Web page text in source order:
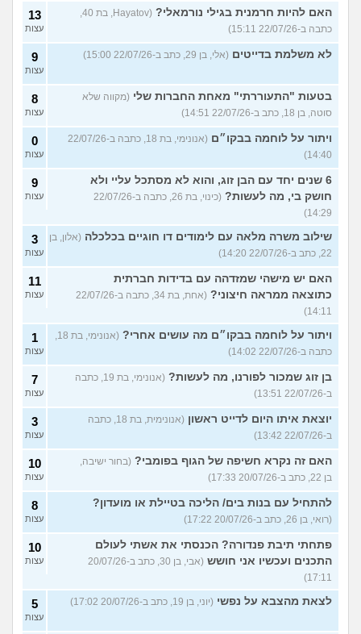
האם להיות חרמנית בגילי נורמאלי?
(Hayatov, בת 40,
כתבה ב-22/07/26 15:11)
13
עצות
לא משלמת בדייטים (אלי, בן 29, כתב ב-22/07/26 15:00) 9
עצות
בטעות "התעוררתי" מאחת החברות שלי (מקווה שלא
סוטה, בן 18, כתב ב-22/07/26 14:51)
8
עצות
ויתור על לוחמה בבקו״ם
(אנונימי, בת 18, כתבה ב-22/07/26
14:40)
0
עצות
6 שנים יחד עם הבן זוג, והוא לא מסתכל עליי ולא
חושק בי, מה לעשות?
(כינוי, בת 26, כתבה ב-22/07/26
14:29)
9
עצות
שילוב משרה מלאה עם לימודים דו חוגיים בכלכלה (אלון, בן
22, כתב ב-22/07/26 14:20)
3
עצות
האם יש מישהי שמזדהה עם בדידות חברתית
כתוצאה ממראה חיצוני?
(אחת, בת 34, כתבה ב-22/07/26
14:11)
11
עצות
ויתור על לוחמה בבקו״ם מה עושים אחרי?
(אנונימי, בת 18,
כתבה ב-22/07/26 14:02)
1
עצות
בן זוג שמכור לפורנו, מה לעשות?
(אנונימי, בת 19, כתבה
ב-22/07/26 13:51)
7
עצות
יוצאת איתו היום לדייט ראשון
(אנונימית, בת 18, כתבה
ב-22/07/26 13:42)
3
עצות
האם זה נקרא חשיפה של הגוף בפומבי? (בחור ישיבה,
בן 22, כתב ב-20/07/26 17:33)
10
עצות
להתחיל עם בנות בים/ הליכה בטיילת או מועדון?
(רואי, בן 26, כתב ב-20/07/26 17:22)
8
עצות
פתחתי תיבת פנדורה? הכנסתי את אשתי לעולם
התכנים ועכשיו אני חושש
(אבי, בן 30, כתב ב-20/07/26
17:11)
10
עצות
לצאת מהצבא על נפשי (יוני, בן 19, כתב ב-20/07/26 17:02) 5
עצות